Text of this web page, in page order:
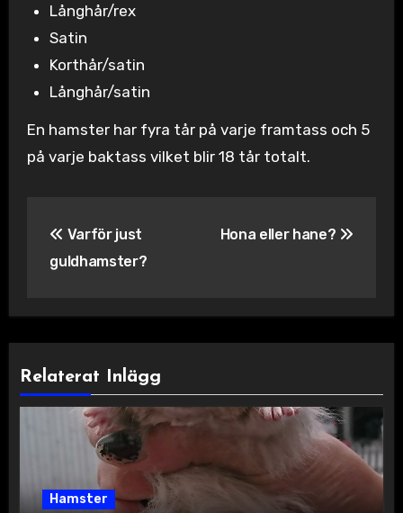
Långhår/rex
Satin
Korthår/satin
Långhår/satin
En hamster har fyra tår på varje framtass och 5
på varje baktass vilket blir 18 tår totalt.
Varför just
guldhamster?
Hona eller hane?
Relaterat Inlägg
Hamster